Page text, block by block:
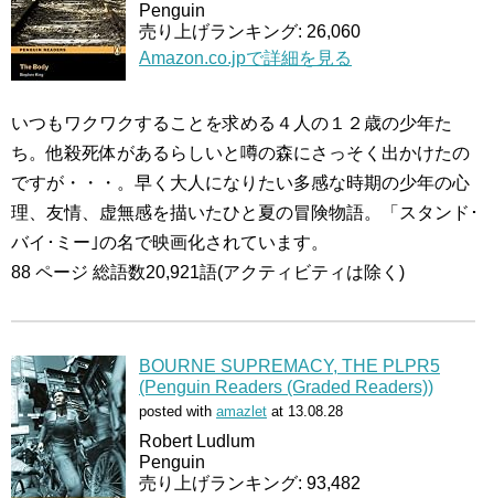
Penguin
売り上げランキング: 26,060
Amazon.co.jpで詳細を見る
いつもワクワクすることを求める４人の１２歳の少年た
ち。他殺死体があるらしいと噂の森にさっそく出かけたの
ですが・・・。早く大人になりたい多感な時期の少年の心
理、友情、虚無感を描いたひと夏の冒険物語。「スタンド･
バイ･ミー｣の名で映画化されています。
88 ページ 総語数20,921語(アクティビティは除く)
BOURNE SUPREMACY, THE PLPR5
(Penguin Readers (Graded Readers))
posted with amazlet at 13.08.28
Robert Ludlum
Penguin
売り上げランキング: 93,482